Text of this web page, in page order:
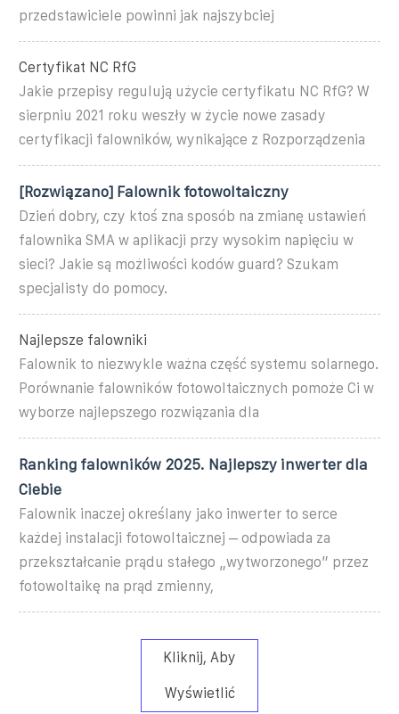
przedstawiciele powinni jak najszybciej
Certyfikat NC RfG
Jakie przepisy regulują użycie certyfikatu NC RfG? W
sierpniu 2021 roku weszły w życie nowe zasady
certyfikacji falowników, wynikające z Rozporządzenia
[Rozwiązano] Falownik fotowoltaiczny
Dzień dobry, czy ktoś zna sposób na zmianę ustawień
falownika SMA w aplikacji przy wysokim napięciu w
sieci? Jakie są możliwości kodów guard? Szukam
specjalisty do pomocy.
Najlepsze falowniki
Falownik to niezwykle ważna część systemu solarnego.
Porównanie falowników fotowoltaicznych pomoże Ci w
wyborze najlepszego rozwiązania dla
Ranking falowników 2025. Najlepszy inwerter dla
Ciebie
Falownik inaczej określany jako inwerter to serce
każdej instalacji fotowoltaicznej – odpowiada za
przekształcanie prądu stałego „wytworzonego” przez
fotowoltaikę na prąd zmienny,
Kliknij, Aby
Wyświetlić